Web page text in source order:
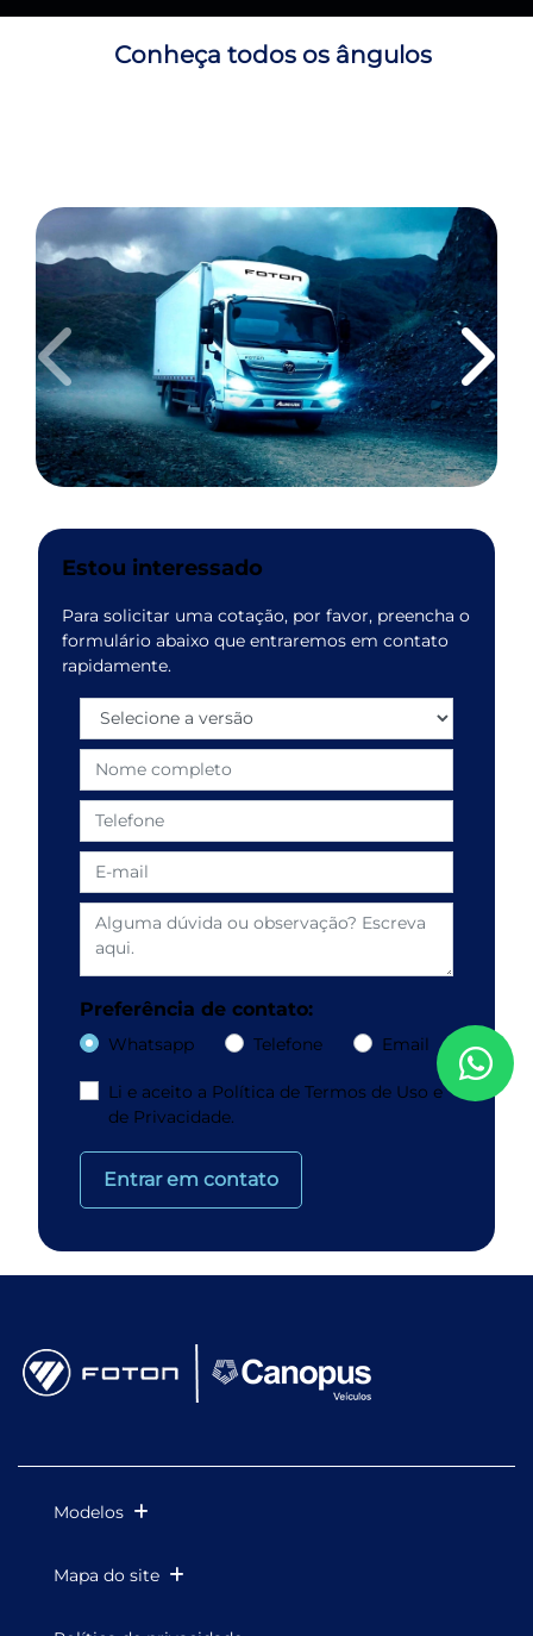
Conheça todos os ângulos
Estou interessado
Para solicitar uma cotação, por favor, preencha o
formulário abaixo que entraremos em contato
rapidamente.
Preferência de contato:
Whatsapp Telefone Email
Li e aceito a Política de Termos de Uso e
de Privacidade.
Entrar em contato
Anterior
Modelos
Mapa do site